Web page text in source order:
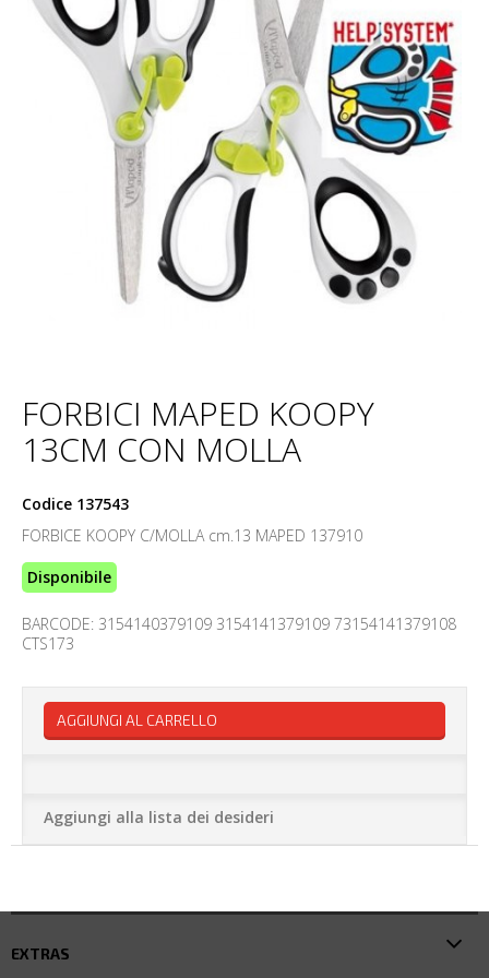
FORBICI MAPED KOOPY
13CM CON MOLLA
Codice 137543
FORBICE KOOPY C/MOLLA cm.13 MAPED 137910
Disponibile
BARCODE: 3154140379109 3154141379109 73154141379108
CTS173
AGGIUNGI AL CARRELLO
Aggiungi alla lista dei desideri
EXTRAS